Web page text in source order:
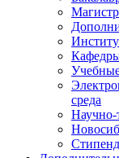
среда
Научно-